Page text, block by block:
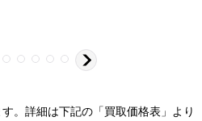
。詳細は下記の「買取価格表」より